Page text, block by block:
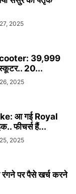
2025
39,999
20...
2025
आ गई Royal
फीचर्स हैं...
2025
पर पैसे खर्च करने